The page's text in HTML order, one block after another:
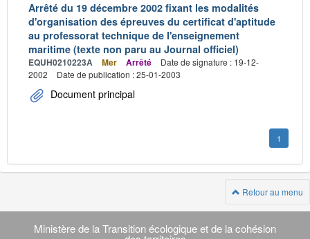
Arrêté du 19 décembre 2002 fixant les modalités
d'organisation des épreuves du certificat d'aptitude
au professorat technique de l'enseignement
maritime (texte non paru au Journal officiel)
EQUH0210223A Mer Arrêté
Date de signature : 19-12-
2002
Date de publication : 25-01-2003
Document principal
1
Retour au menu
Navigation
transverse
Ministère de la Transition écologique et de la cohésion